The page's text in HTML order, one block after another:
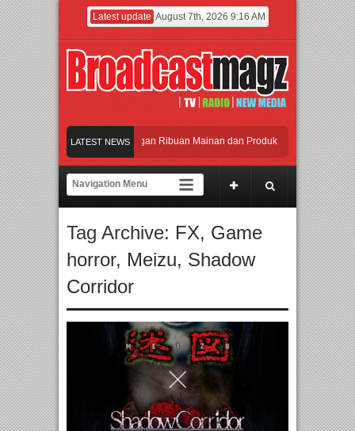
Latest update August 7th, 2026 9:16 AM
LATEST NEWS
Meramaikan Jakarta dengan Ribuan Mainan dan Produk Bayi dari Seluruh
Menjadi Gerbang Inovasi dan Peluang Bisnis Industri Gifts dan Housewares
Rayakan Perpaduan Warisan Dan Semangat Lokal, BIRKENSTOCK
Meramaikan Jakarta dengan Ribuan Mainan dan Produk Bayi dari Seluruh
Tag Archive: FX, Game
horror, Meizu, Shadow
Corridor